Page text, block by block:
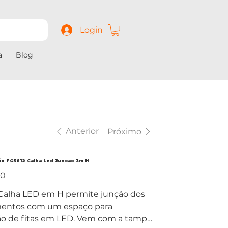
Login
Blog
Anterior Próximo
FG5612 Calha Led Juncao 3m H
LED em H permite junção dos
com um espaço para
de fitas em LED. Vem com a tampa